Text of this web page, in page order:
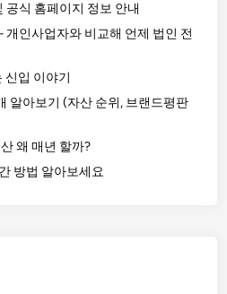
공식 홈페이지 정보 안내
개인사업자와 비교해 언제 법인 전
신입 이야기
알아보기 (자산 순위, 브랜드평판
왜 매년 할까?
방법 알아보세요